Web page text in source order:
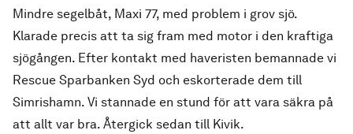
Mindre segelbåt, Maxi 77, med problem i grov sjö.
Klarade precis att ta sig fram med motor i den kraftiga
sjögången. Efter kontakt med haveristen bemannade vi
Rescue Sparbanken Syd och eskorterade dem till
Simrishamn. Vi stannade en stund för att vara säkra på
att allt var bra. Återgick sedan till Kivik.